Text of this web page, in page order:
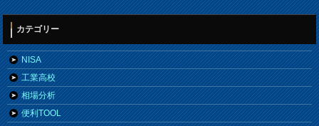
カテゴリー
NISA
工業高校
相場分析
便利TOOL